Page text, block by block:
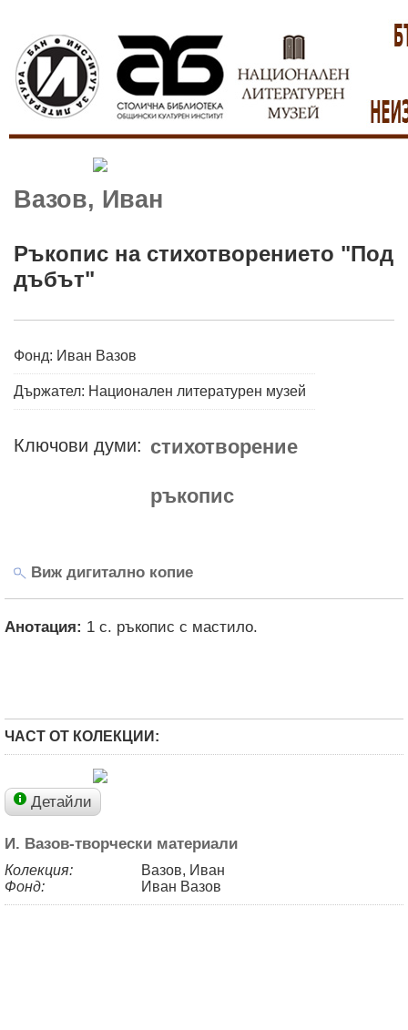
Вазов, Иван
Ръкопис на стихотворението "Под
дъбът"
Фонд: Иван Вазов
Държател: Национален литературен музей
Ключови думи: стихотворение
ръкопис
Виж дигитално копие
Анотация: 1 с. ръкопис с мастило.
ЧАСТ ОТ КОЛЕКЦИИ:
Детайли
И. Вазов-творчески материали
Колекция:
Вазов, Иван
Фонд:
Иван Вазов